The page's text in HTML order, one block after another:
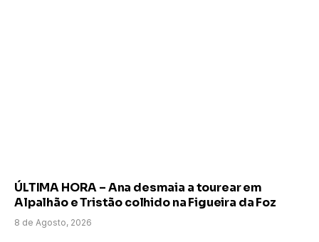
ÚLTIMA HORA – Ana desmaia a tourear em
Alpalhão e Tristão colhido na Figueira da Foz
8 de Agosto, 2026